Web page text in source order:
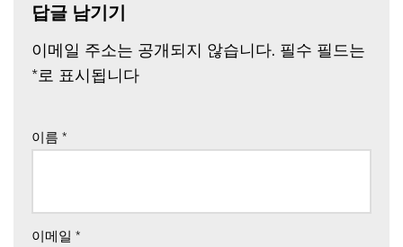
답글 남기기
이메일 주소는 공개되지 않습니다. 필수 필드는
*로 표시됩니다
이름 *
이메일 *